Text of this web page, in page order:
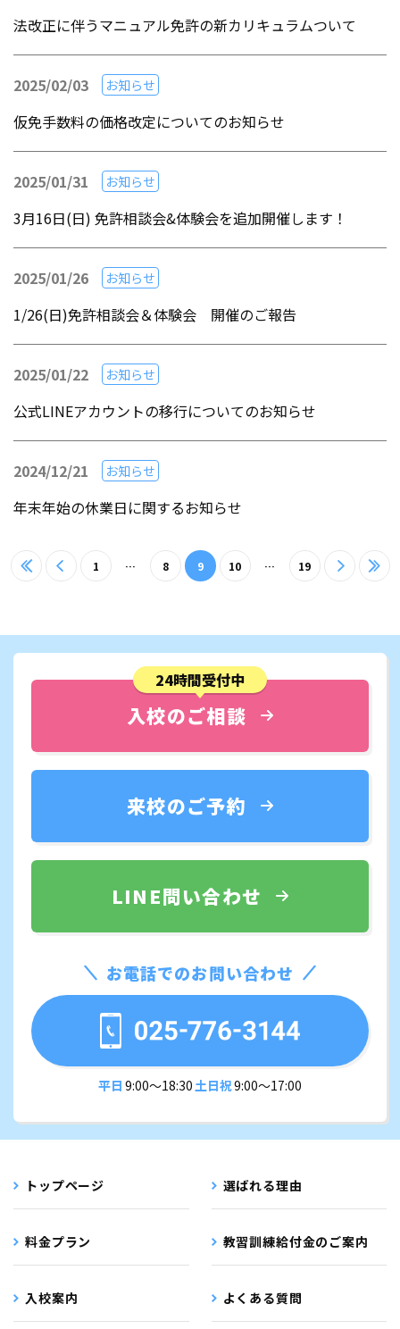
法改正に伴うマニュアル免許の新カリキュラムついて
2025/02/03 お知らせ
仮免手数料の価格改定についてのお知らせ
2025/01/31 お知らせ
3月16日(日) 免許相談会&体験会を追加開催します！
2025/01/26 お知らせ
1/26(日)免許相談会＆体験会 開催のご報告
2025/01/22 お知らせ
公式LINEアカウントの移行についてのお知らせ
2024/12/21 お知らせ
年末年始の休業日に関するお知らせ
≪ < 1 … 8 9 10 … 19 > ≫
24時間受付中
入校のご相談
来校のご予約
LINE問い合わせ
お電話でのお問い合わせ
平日 9:00〜18:30 土日祝9:00〜17:00
トップページ 選ばれる理由
料金プラン 教習訓練給付金のご案内
入校案内 よくある質問